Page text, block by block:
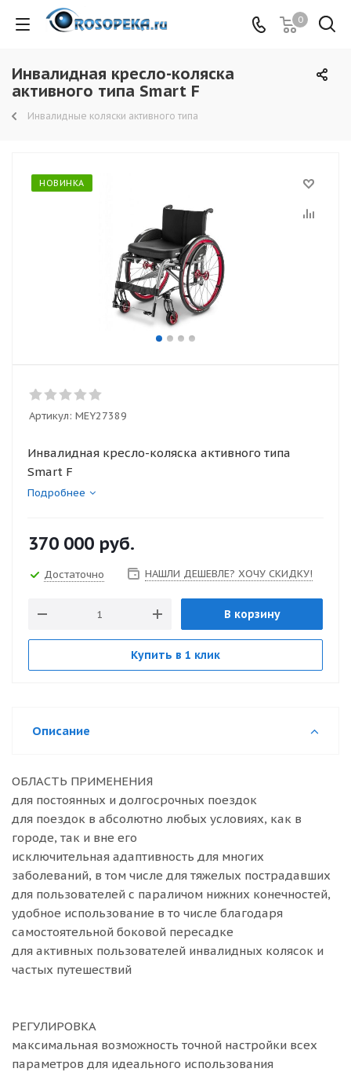
0
Инвалидная кресло-коляска
активного типа Smart F
Инвалидные коляски активного типа
НОВИНКА
Артикул: MEY27389
Инвалидная кресло-коляска активного типа
Smart F
Подробнее
370 000 руб.
Достаточно НАШЛИ ДЕШЕВЛЕ? ХОЧУ СКИДКУ!
В корзину
Купить в 1 клик
Описание
ОБЛАСТЬ ПРИМЕНЕНИЯ
для постоянных и долгосрочных поездок
для поездок в абсолютно любых условиях, как в
городе, так и вне его
исключительная адаптивность для многих
заболеваний, в том числе для тяжелых пострадавших
для пользователей с параличом нижних конечностей,
удобное использование в то числе благодаря
самостоятельной боковой пересадке
для активных пользователей инвалидных колясок и
частых путешествий
РЕГУЛИРОВКА
максимальная возможность точной настройки всех
параметров для идеального использования